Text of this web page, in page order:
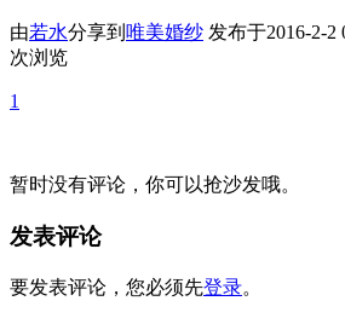
由若水分享到 唯美婚纱 发布于2016-2-2
次浏览
1
暂时没有评论，你可以抢沙发哦。
发表评论
要发表评论，您必须先登录。